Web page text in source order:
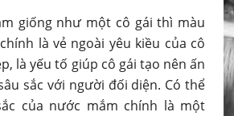
giống như một cô gái thì màu
là vẻ ngoài yêu kiều của cô
là yếu tố giúp cô gái tạo nên ấn
sắc với người đối diện. Có thể
của nước mắm chính là một